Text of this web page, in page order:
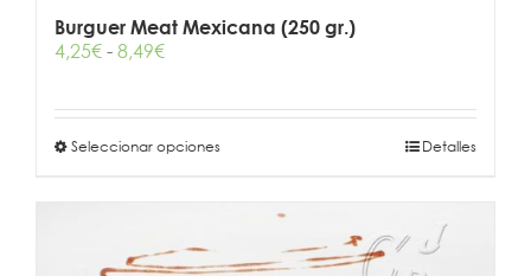
Burguer Meat Mexicana (250 gr.)
4,25€-8,49€Rango
desde
4,25€
Seleccionar opciones
múltiples
variantes.
Detalles